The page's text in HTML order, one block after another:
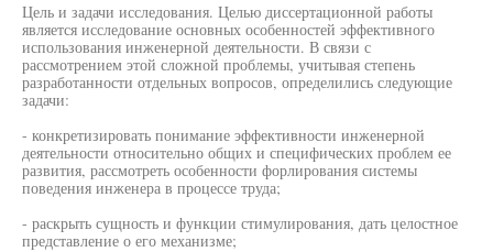
Цель и задачи исследования. Целью диссертационной работы
является исследование основных особенностей эффективного
использования инженерной деятельности. В связи с
рассмотрением этой сложной проблемы, учитывая степень
разработанности отдельных вопросов, определились следующие
задачи:
- конкретизировать понимание эффективности инженерной
деятельности относительно общих и специфических проблем ее
развития, рассмотреть особенности форлирования системы
поведения инженера в процессе труда;
- раскрыть сущность и функции стимулирования, дать целостное
представление о его механизме;